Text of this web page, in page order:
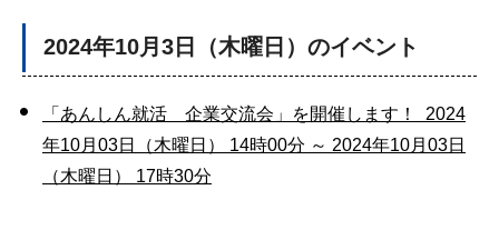
2024年10月3日（木曜日）のイベント
「あんしん就活 企業交流会」を開催します！ 2024
年10月03日（木曜日） 14時00分 ～ 2024年10月03日
（木曜日） 17時30分